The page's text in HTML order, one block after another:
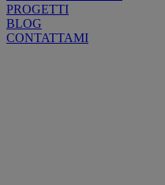
PROGETTI
BLOG
CONTATTAMI